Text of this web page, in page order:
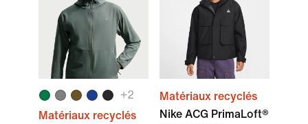
+2
Matériaux recyclés
Matériaux recyclés
Nike ACG PrimaLoft®